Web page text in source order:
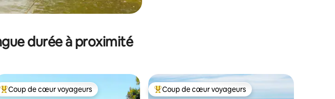
durée à proximité
Coups de cœur voyageurs les plus appréciés
Coup de cœur voyageurs Coups de cœur voyageurs les plus appréciés
Coup de cœur voyageurs